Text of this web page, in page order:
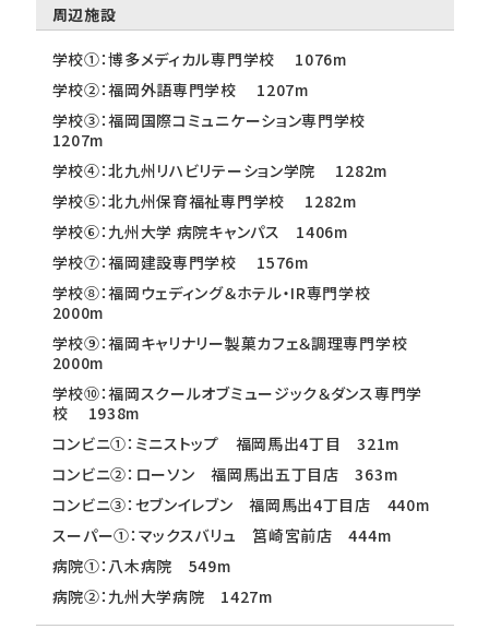
周辺施設
学校①：博多メディカル専門学校 1076m
学校②：福岡外語専門学校 1207m
学校③：福岡国際コミュニケーション専門学校
1207m
学校④：北九州リハビリテーション学院 1282m
学校⑤：北九州保育福祉専門学校 1282m
学校⑥：九州大学 病院キャンパス 1406m
学校⑦：福岡建設専門学校 1576m
学校⑧：福岡ウェディング＆ホテル・IR専門学校
2000m
学校⑨：福岡キャリナリー製菓カフェ＆調理専門学校
2000m
学校⑩：福岡スクールオブミュージック＆ダンス専門学
校 1938m
コンビニ①：ミニストップ 福岡馬出4丁目 321m
コンビニ②：ローソン 福岡馬出五丁目店 363m
コンビニ③：セブンイレブン 福岡馬出4丁目店 440m
スーパー①：マックスバリュ 筥崎宮前店 444m
病院①：八木病院 549m
病院②：九州大学病院 1427m